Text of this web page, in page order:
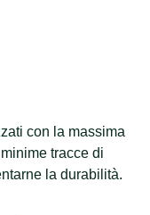
con la massima
tracce di
la durabilità.